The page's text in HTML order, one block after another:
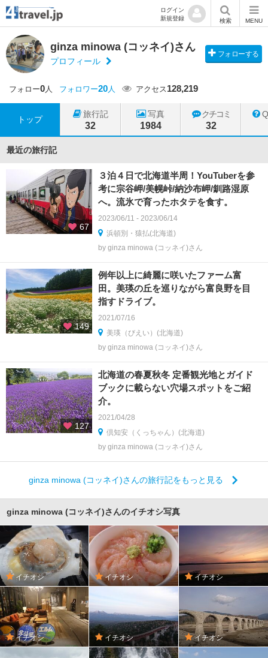
ログイン
新規登録
検索 MENU
ginza minowa (コッネイ)さん
プロフィール
フォローする
フォロー0人 フォロワー20人 アクセス128,219
トップ
旅行記
32
写真
1984
クチコミ
32
最近の旅行記
67
３泊４日で北海道半周！YouTuberを参
考に宗谷岬/美幌峠/納沙布岬/釧路湿原
へ。流氷で育ったホタテを食す。
2023/06/11 - 2023/06/14
浜頓別・猿払(北海道)
by ginza minowa (コッネイ)さん
149
例年以上に綺麗に咲いたファーム富
田。美瑛の丘を巡りながら富良野を目
指すドライブ。
2021/07/16
美瑛（びえい）(北海道)
by ginza minowa (コッネイ)さん
127
北海道の春夏秋冬 定番観光地とガイド
ブックに載らない穴場スポットをご紹
介。
2021/04/28
倶知安（くっちゃん）(北海道)
by ginza minowa (コッネイ)さん
ginza minowa (コッネイ)さんの旅行記をもっと見る
ginza minowa (コッネイ)さんのイチオシ写真
イチオシ イチオシ イチオシ
イチオシ イチオシ イチオシ